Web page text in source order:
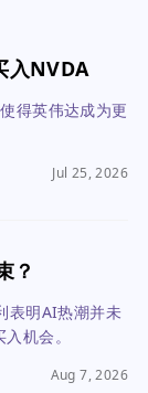
入NVDA
得英伟达成为更
Jul 25, 2026
？
表明AI热潮并未
机会。
Aug 7, 2026